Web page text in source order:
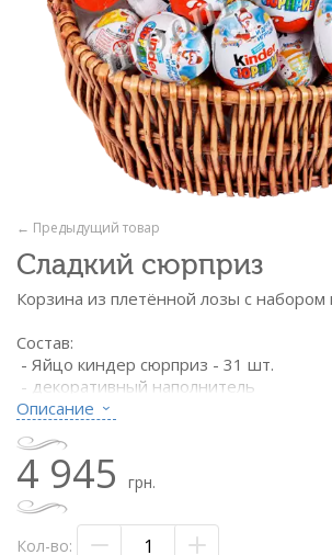
← Предыдущий товар
Сладкий сюрприз
Корзина из плетённой лозы с набором
Состав:
- Яйцо киндер сюрприз - 31 шт.
- декоративный наполнитель
- корзина из натуральной лозы
Описание
4 945 грн.
Кол-во: